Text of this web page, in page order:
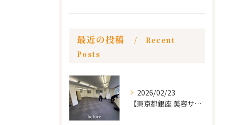
最近の投稿
Recent
Posts
2026/02/23
【東京都銀座 美容サロン店舗工事】